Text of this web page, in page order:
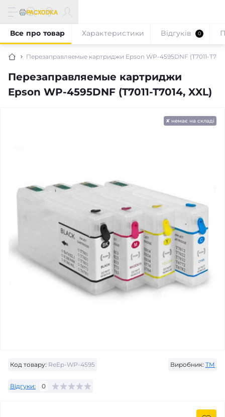
Перезаправляемые картриджи Epson WP-4595DNF (T7011-
Перезаправляемые картриджи
Epson WP-4595DNF (T7011-T7014, XXL)
Все про товар Характеристики Відгуків 0
✘ немає на складі
Код товару: ReEp-WP-4595 Виробник: ТМ
Відгуки: 0